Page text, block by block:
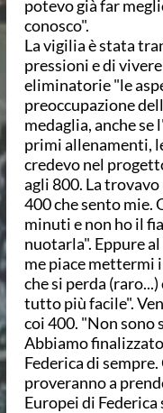
potevo già far
conosco".
La vigilia è stata
pressioni e di
eliminatorie "le
preoccupazione
medaglia, anche
primi allenamenti,
credevo nel
agli 800. La
400 che sento mie.
minuti e non ho il
nuotarla". Eppure
me piace mettermi
che si perda
tutto più facile".
coi 400. "Non sono
Abbiamo
Federica di
proveranno a
Europei di